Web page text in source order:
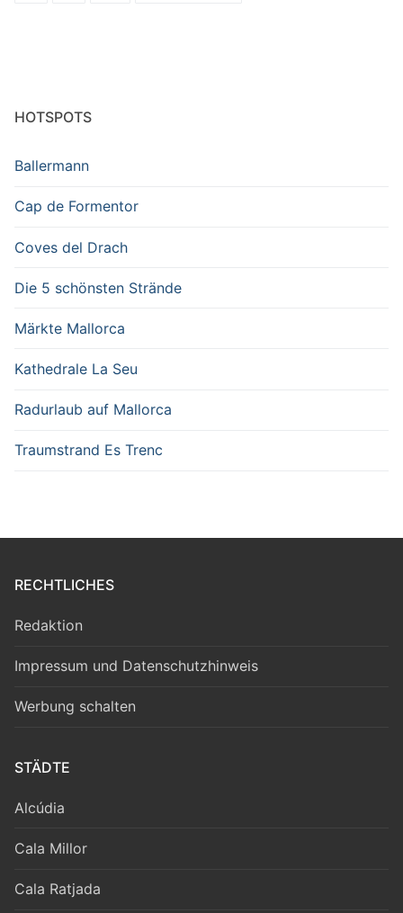
HOTSPOTS
Ballermann
Cap de Formentor
Coves del Drach
Die 5 schönsten Strände
Märkte Mallorca
Kathedrale La Seu
Radurlaub auf Mallorca
Traumstrand Es Trenc
RECHTLICHES
Redaktion
Impressum und Datenschutzhinweis
Werbung schalten
STÄDTE
Alcúdia
Cala Millor
Cala Ratjada